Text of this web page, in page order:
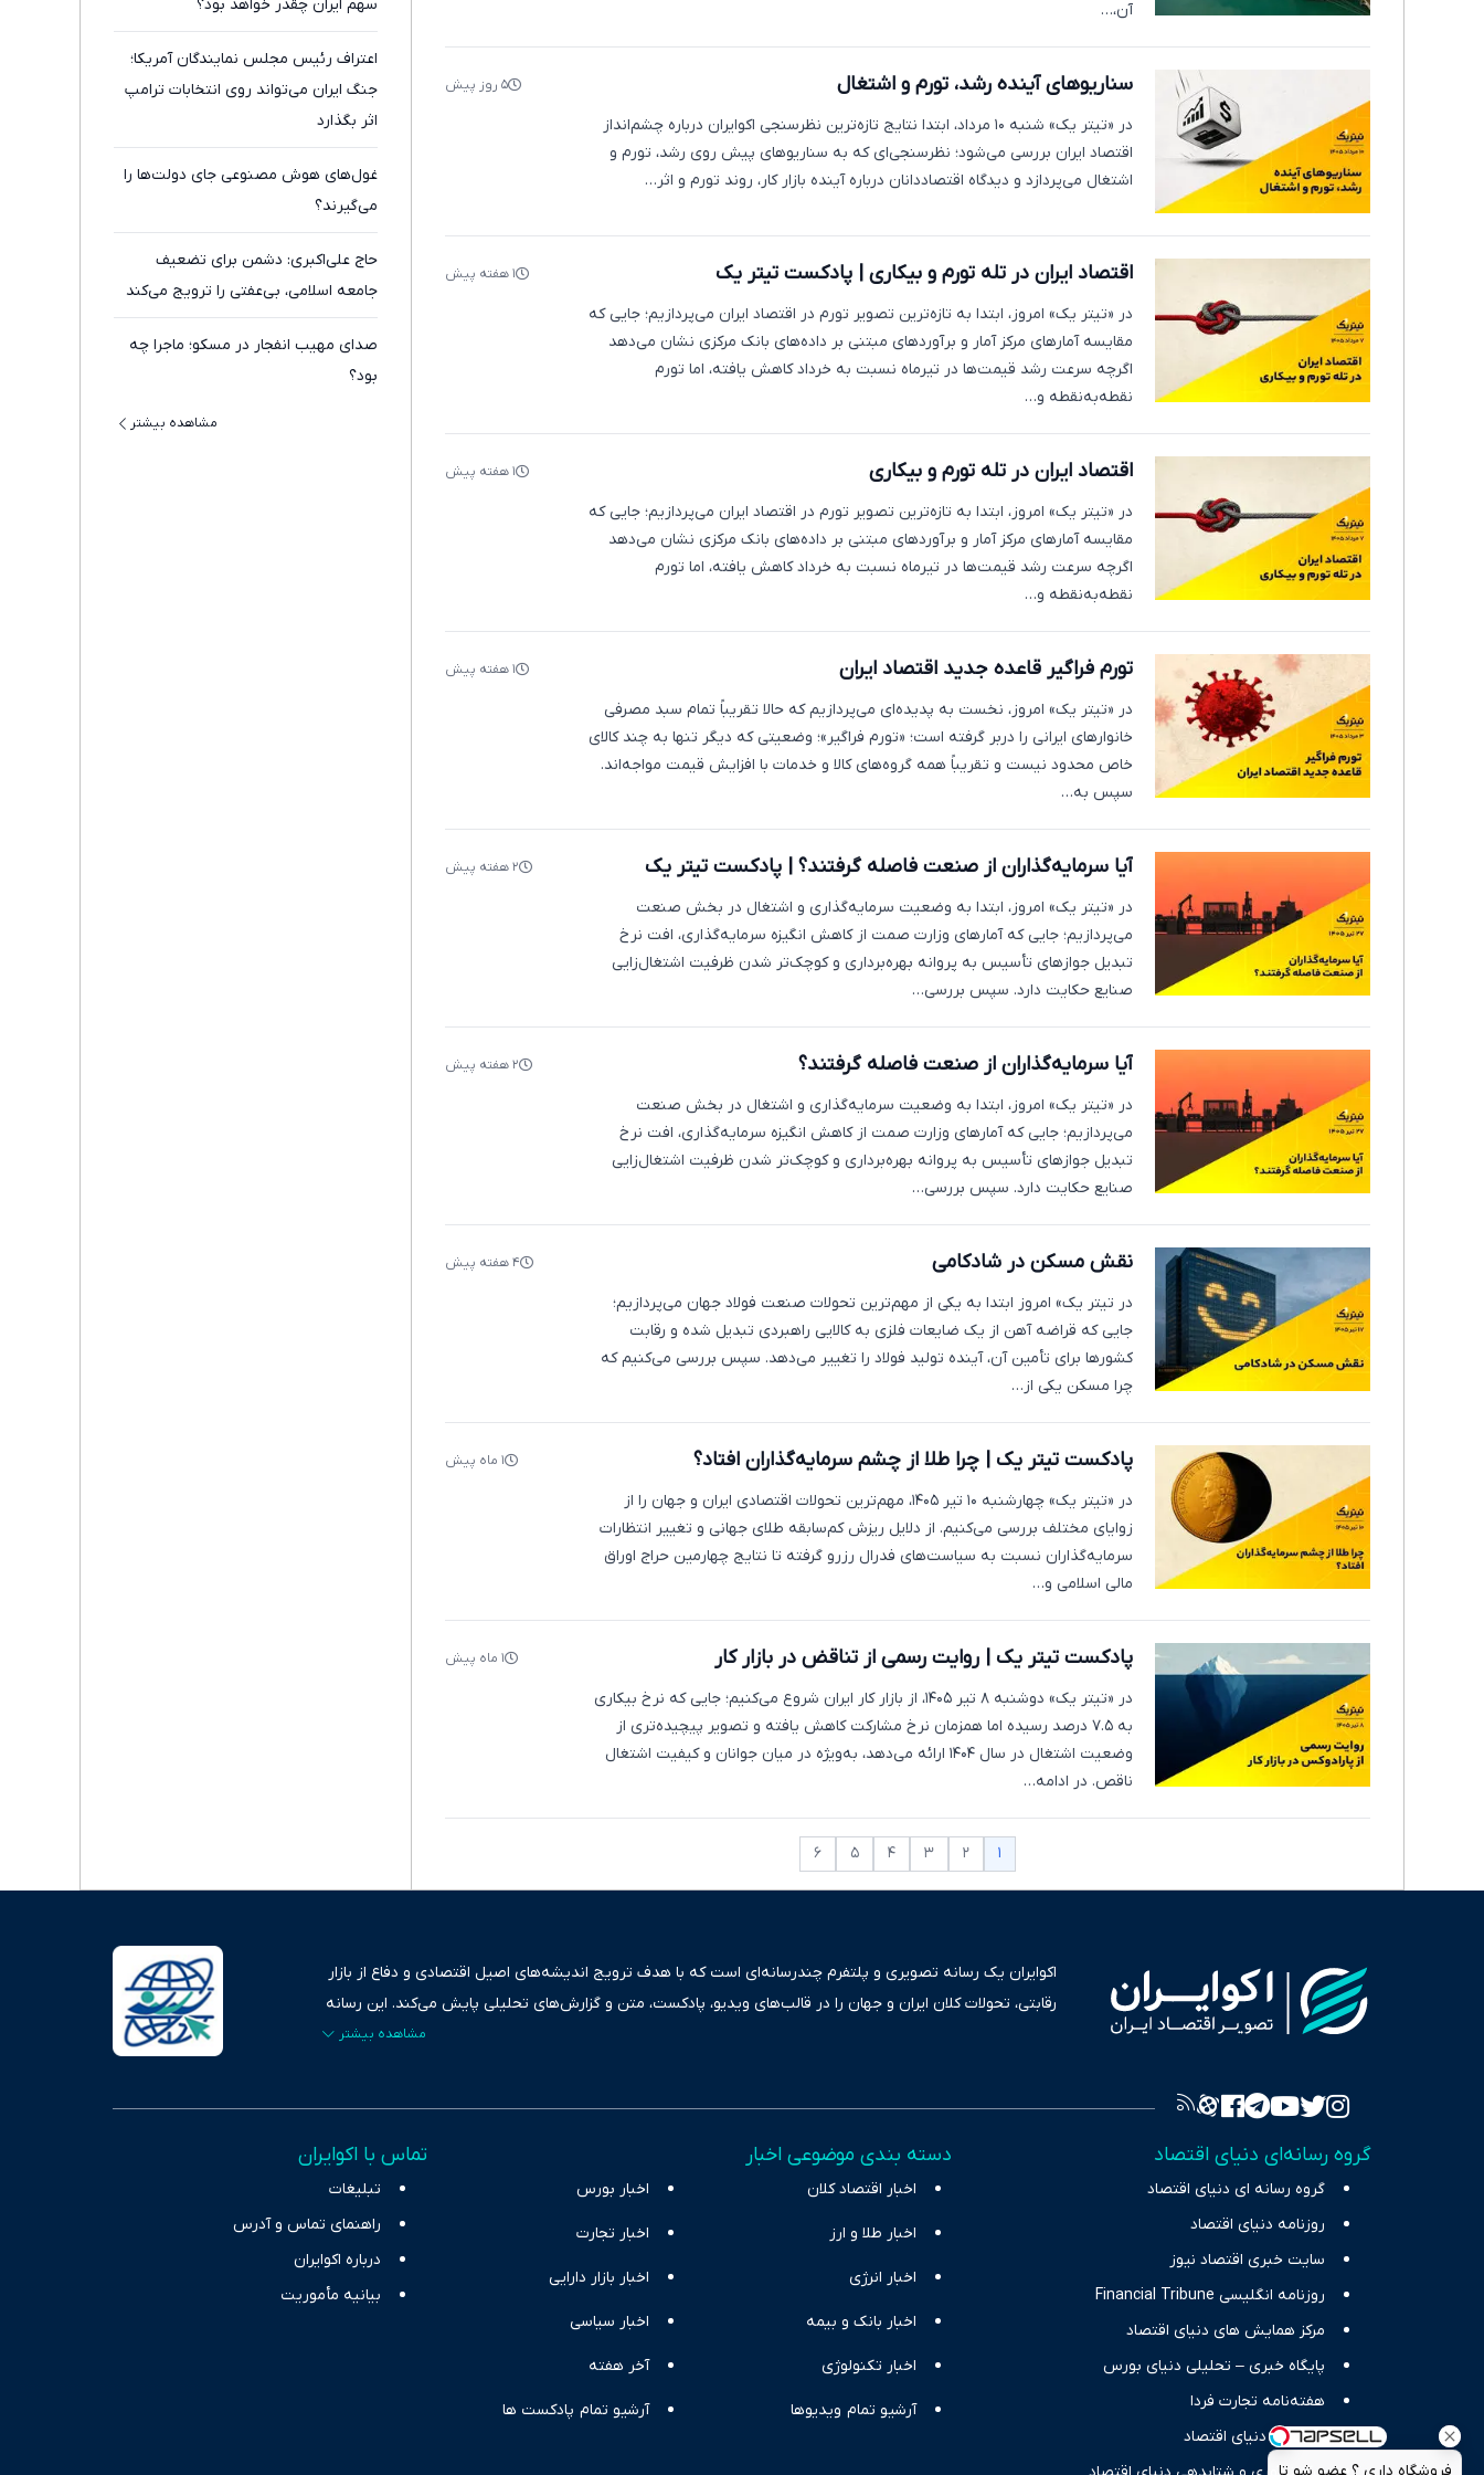
آن،…
۵ روز پیش سناریوهای آینده رشد، تورم و اشتغال
در «تیتر یک» شنبه ۱۰ مرداد، ابتدا نتایج تازه‌ترین نظرسنجی اکوایران درباره چشم‌انداز
اقتصاد ایران بررسی می‌شود؛ نظرسنجی‌ای که به سناریوهای پیش روی رشد، تورم و
اشتغال می‌پردازد و دیدگاه اقتصاددانان درباره آینده بازار کار، روند تورم و اثر…
۱ هفته پیش اقتصاد ایران در تله تورم و بیکاری | پادکست تیتر یک
در «تیتر یک» امروز، ابتدا به تازه‌ترین تصویر تورم در اقتصاد ایران می‌پردازیم؛ جایی که
مقایسه آمارهای مرکز آمار و برآوردهای مبتنی بر داده‌های بانک مرکزی نشان می‌دهد
اگرچه سرعت رشد قیمت‌ها در تیرماه نسبت به خرداد کاهش یافته، اما تورم
نقطه‌به‌نقطه و…
۱ هفته پیش اقتصاد ایران در تله تورم و بیکاری
در «تیتر یک» امروز، ابتدا به تازه‌ترین تصویر تورم در اقتصاد ایران می‌پردازیم؛ جایی که
مقایسه آمارهای مرکز آمار و برآوردهای مبتنی بر داده‌های بانک مرکزی نشان می‌دهد
اگرچه سرعت رشد قیمت‌ها در تیرماه نسبت به خرداد کاهش یافته، اما تورم
نقطه‌به‌نقطه و…
۱ هفته پیش تورم فراگیر قاعده جدید اقتصاد ایران
در «تیتر یک» امروز، نخست به پدیده‌ای می‌پردازیم که حالا تقریباً تمام سبد مصرفی
خانوارهای ایرانی را دربر گرفته است؛ «تورم فراگیر»؛ وضعیتی که دیگر تنها به چند کالای
خاص محدود نیست و تقریباً همه گروه‌های کالا و خدمات با افزایش قیمت مواجه‌اند.
سپس به…
۲ هفته پیش آیا سرمایه‌گذاران از صنعت فاصله گرفتند؟ | پادکست تیتر یک
در «تیتر یک» امروز، ابتدا به وضعیت سرمایه‌گذاری و اشتغال در بخش صنعت
می‌پردازیم؛ جایی که آمارهای وزارت صمت از کاهش انگیزه سرمایه‌گذاری، افت نرخ
تبدیل جوازهای تأسیس به پروانه بهره‌برداری و کوچک‌تر شدن ظرفیت اشتغال‌زایی
صنایع حکایت دارد. سپس بررسی…
۲ هفته پیش آیا سرمایه‌گذاران از صنعت فاصله گرفتند؟
در «تیتر یک» امروز، ابتدا به وضعیت سرمایه‌گذاری و اشتغال در بخش صنعت
می‌پردازیم؛ جایی که آمارهای وزارت صمت از کاهش انگیزه سرمایه‌گذاری، افت نرخ
تبدیل جوازهای تأسیس به پروانه بهره‌برداری و کوچک‌تر شدن ظرفیت اشتغال‌زایی
صنایع حکایت دارد. سپس بررسی…
۴ هفته پیش نقش مسکن در شادکامی
در تیتر یک» امروز ابتدا به یکی از مهم‌ترین تحولات صنعت فولاد جهان می‌پردازیم؛
جایی که قراضه آهن از یک ضایعات فلزی به کالایی راهبردی تبدیل شده و رقابت
کشورها برای تأمین آن، آینده تولید فولاد را تغییر می‌دهد. سپس بررسی می‌کنیم که
چرا مسکن یکی از…
۱ ماه پیش پادکست تیتر یک | چرا طلا از چشم سرمایه‌گذاران افتاد؟
در «تیتر یک» چهارشنبه ۱۰ تیر ۱۴۰۵، مهم‌ترین تحولات اقتصادی ایران و جهان را از
زوایای مختلف بررسی می‌کنیم. از دلایل ریزش کم‌سابقه طلای جهانی و تغییر انتظارات
سرمایه‌گذاران نسبت به سیاست‌های فدرال رزرو گرفته تا نتایج چهارمین حراج اوراق
مالی اسلامی و…
۱ ماه پیش پادکست تیتر یک | روایت رسمی از تناقض در بازار کار
در «تیتر یک» دوشنبه ۸ تیر ۱۴۰۵، از بازار کار ایران شروع می‌کنیم؛ جایی که نرخ بیکاری
به ۷.۵ درصد رسیده اما همزمان نرخ مشارکت کاهش یافته و تصویر پیچیده‌تری از
وضعیت اشتغال در سال ۱۴۰۴ ارائه می‌دهد، به‌ویژه در میان جوانان و کیفیت اشتغال
ناقص. در ادامه…
۱ ۲ ۳ ۴ ۵ ۶
سهم ایران چقدر خواهد بود؟
اعتراف رئیس مجلس نمایندگان آمریکا؛
جنگ ایران می‌تواند روی انتخابات ترامپ
اثر بگذارد
غول‌های هوش مصنوعی جای دولت‌ها را
می‌گیرند؟
حاج علی‌اکبری: دشمن برای تضعیف
جامعه اسلامی، بی‌عفتی را ترویج می‌کند
صدای مهیب انفجار در مسکو؛ ماجرا چه
بود؟
مشاهده بیشتر
اکوایران یک رسانه تصویری و پلتفرم چندرسانه‌ای است که با هدف ترویج اندیشه‌های اصیل اقتصادی و دفاع از بازار
رقابتی، تحولات کلان ایران و جهان را در قالب‌های ویدیو، پادکست، متن و گزارش‌های تحلیلی پایش می‌کند. این رسانه
به عنوان منبعی دقیق و قابل اعتماد، فراتر از اطلاع‌رسانی صرف، به تبیین سیاست‌ها و کارکردهای بازارهای مالی،
چالش‌های فقر و بیکاری را جست‌وجو کرده و در کنار تحلیل آمارها، نیازهای خبری مخاطبان در حوزه‌های اثرگذار بر
اقتصاد را با رویکردی حرفه‌ای و روزآمد پوشش می‌دهیم.
گروه رسانه‌ای دنیای اقتصاد
گروه رسانه ای دنیای اقتصاد
روزنامه دنیای اقتصاد
سایت خبری اقتصاد نیوز
روزنامه انگلیسی Financial Tribune
مرکز همایش های دنیای اقتصاد
پایگاه خبری – تحلیلی دنیای بورس
هفته‌نامه تجارت فردا
انتشارات دنیای اقتصاد
دسته بندی موضوعی اخبار
اخبار اقتصاد کلان اخبار بورس
اخبار طلا و ارز اخبار تجارت
اخبار انرژی اخبار بازار دارایی
اخبار بانک و بیمه اخبار سیاسی
اخبار تکنولوژی آخر هفته
آرشیو تمام ویدیوها آرشیو تمام پادکست ها
تماس با اکوایران
تبلیغات
راهنمای تماس و آدرس
درباره اکوایران
بیانیه مأموریت